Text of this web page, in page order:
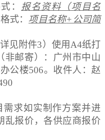
： 报名资料（项目名
式： 项目名称+公司简
见附件3）使用A4纸打
非邮寄）：广州市中山
公楼506。收件人：赵
需求如实制作方案并进
乱报价，各供应商报价